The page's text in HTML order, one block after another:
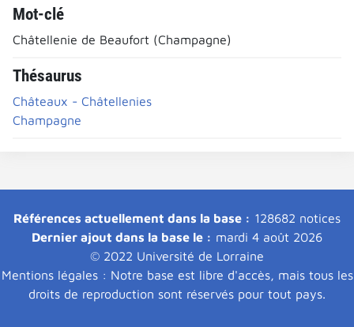
Mot-clé
Châtellenie de Beaufort (Champagne)
Thésaurus
Châteaux - Châtellenies
Champagne
Références actuellement dans la base : 128682 notices
Dernier ajout dans la base le : mardi 4 août 2026
© 2022 Université de Lorraine
Mentions légales : Notre base est libre d'accès, mais tous les
droits de reproduction sont réservés pour tout pays.